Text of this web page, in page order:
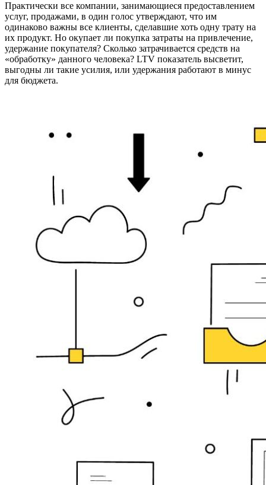
Практически все компании, занимающиеся предоставлением
услуг, продажами, в один голос утверждают, что им
одинаково важны все клиенты, сделавшие хоть одну трату на
их продукт. Но окупает ли покупка затраты на привлечение,
удержание покупателя? Сколько затрачивается средств на
«обработку» данного человека? LTV показатель высветит,
выгодны ли такие усилия, или удержания работают в минус
для бюджета.